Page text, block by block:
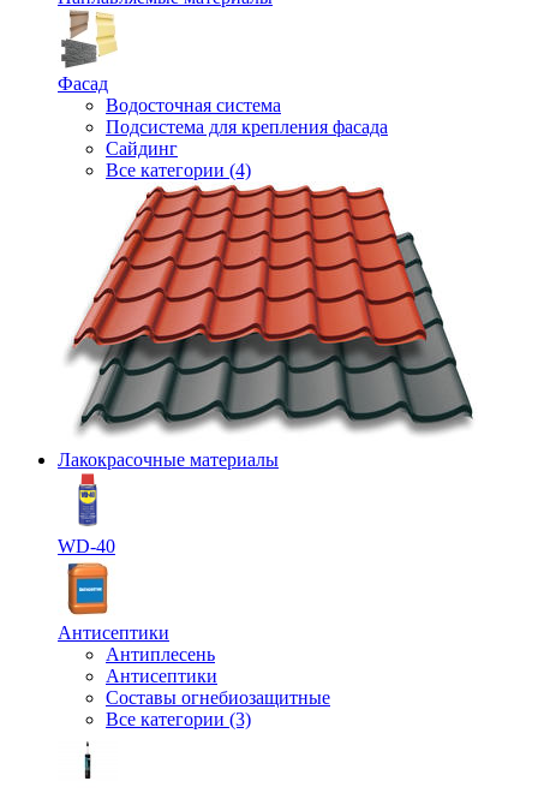
Фасад
Водосточная система
Подсистема для крепления фасада
Сайдинг
Все категории (4)
Лакокрасочные материалы
WD-40
Антисептики
Антиплесень
Антисептики
Составы огнебиозащитные
Все категории (3)